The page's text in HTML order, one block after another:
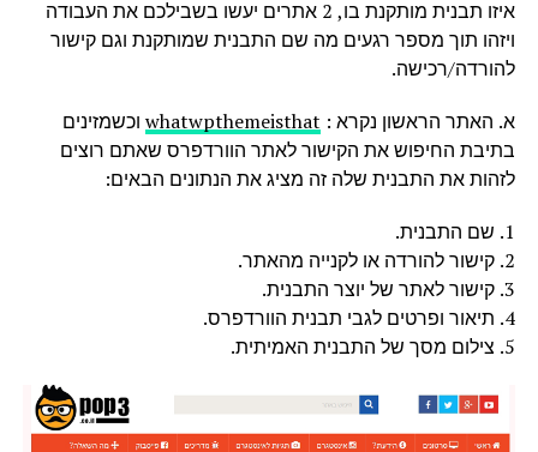
איזו תבנית מותקנת בו, 2 אתרים יעשו בשבילכם את העבודה
ויזהו תוך מספר רגעים מה שם התבנית שמותקנת וגם קישור
להורדה/רכישה.
א. האתר הראשון נקרא : whatwpthemeisthatוכשמזינים
בתיבת החיפוש את הקישור לאתר הוורדפרס שאתם רוצים
לזהות את התבנית שלה זה מציג את הנתונים הבאים:
1. שם התבנית.
2. קישור להורדה או לקנייה מהאתר.
3. קישור לאתר של יוצר התבנית.
4. תיאור ופרטים לגבי תבנית הוורדפרס.
5. צילום מסך של התבנית האמיתית.